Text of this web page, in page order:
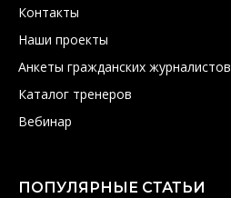
Контакты
Наши проекты
Анкеты гражданских журналистов
Каталог тренеров
Вебинар
ПОПУЛЯРНЫЕ СТАТЬИ